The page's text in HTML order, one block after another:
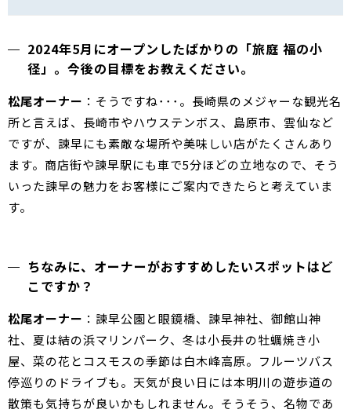
2024年5月にオープンしたばかりの「旅庭 福の小
径」。今後の目標をお教えください。
松尾オーナー ：そうですね･･･。長崎県のメジャーな観光名
所と言えば、長崎市やハウステンボス、島原市、雲仙など
ですが、諫早にも素敵な場所や美味しい店がたくさんあり
ます。商店街や諫早駅にも車で5分ほどの立地なので、そう
いった諫早の魅力をお客様にご案内できたらと考えていま
す。
ちなみに、オーナーがおすすめしたいスポットはど
こですか？
松尾オーナー ：諫早公園と眼鏡橋、諫早神社、御館山神
社、夏は結の浜マリンパーク、冬は小長井の牡蠣焼き小
屋、菜の花とコスモスの季節は白木峰高原。フルーツバス
停巡りのドライブも。天気が良い日には本明川の遊歩道の
散策も気持ちが良いかもしれません。そうそう、名物であ